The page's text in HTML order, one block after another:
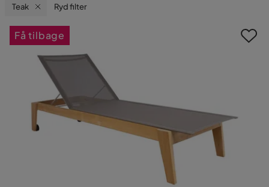
Teak Ryd filter
Få tilbage